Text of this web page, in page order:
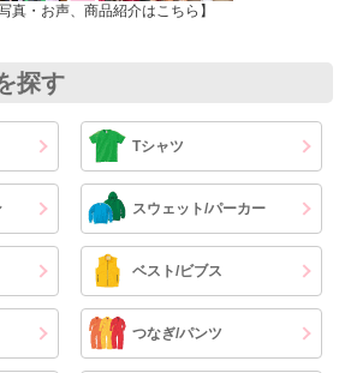
真・お声、商品紹介はこちら】
探す
Tシャツ
スウェット/パーカー
ベスト/ビブス
つなぎ/パンツ